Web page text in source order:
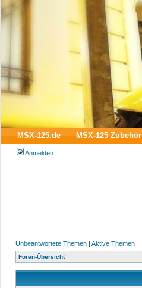
MSX-125.de MSX-125 Zubehör
Anmelden
Unbeantwortete Themen | Aktive Themen
Foren-Übersicht